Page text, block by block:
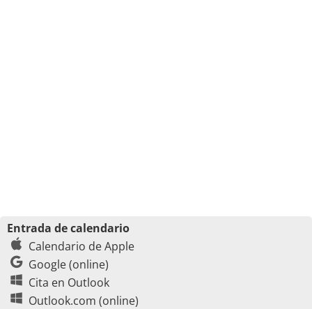
Entrada de calendario
Calendario de Apple
Google (online)
Cita en Outlook
Outlook.com (online)